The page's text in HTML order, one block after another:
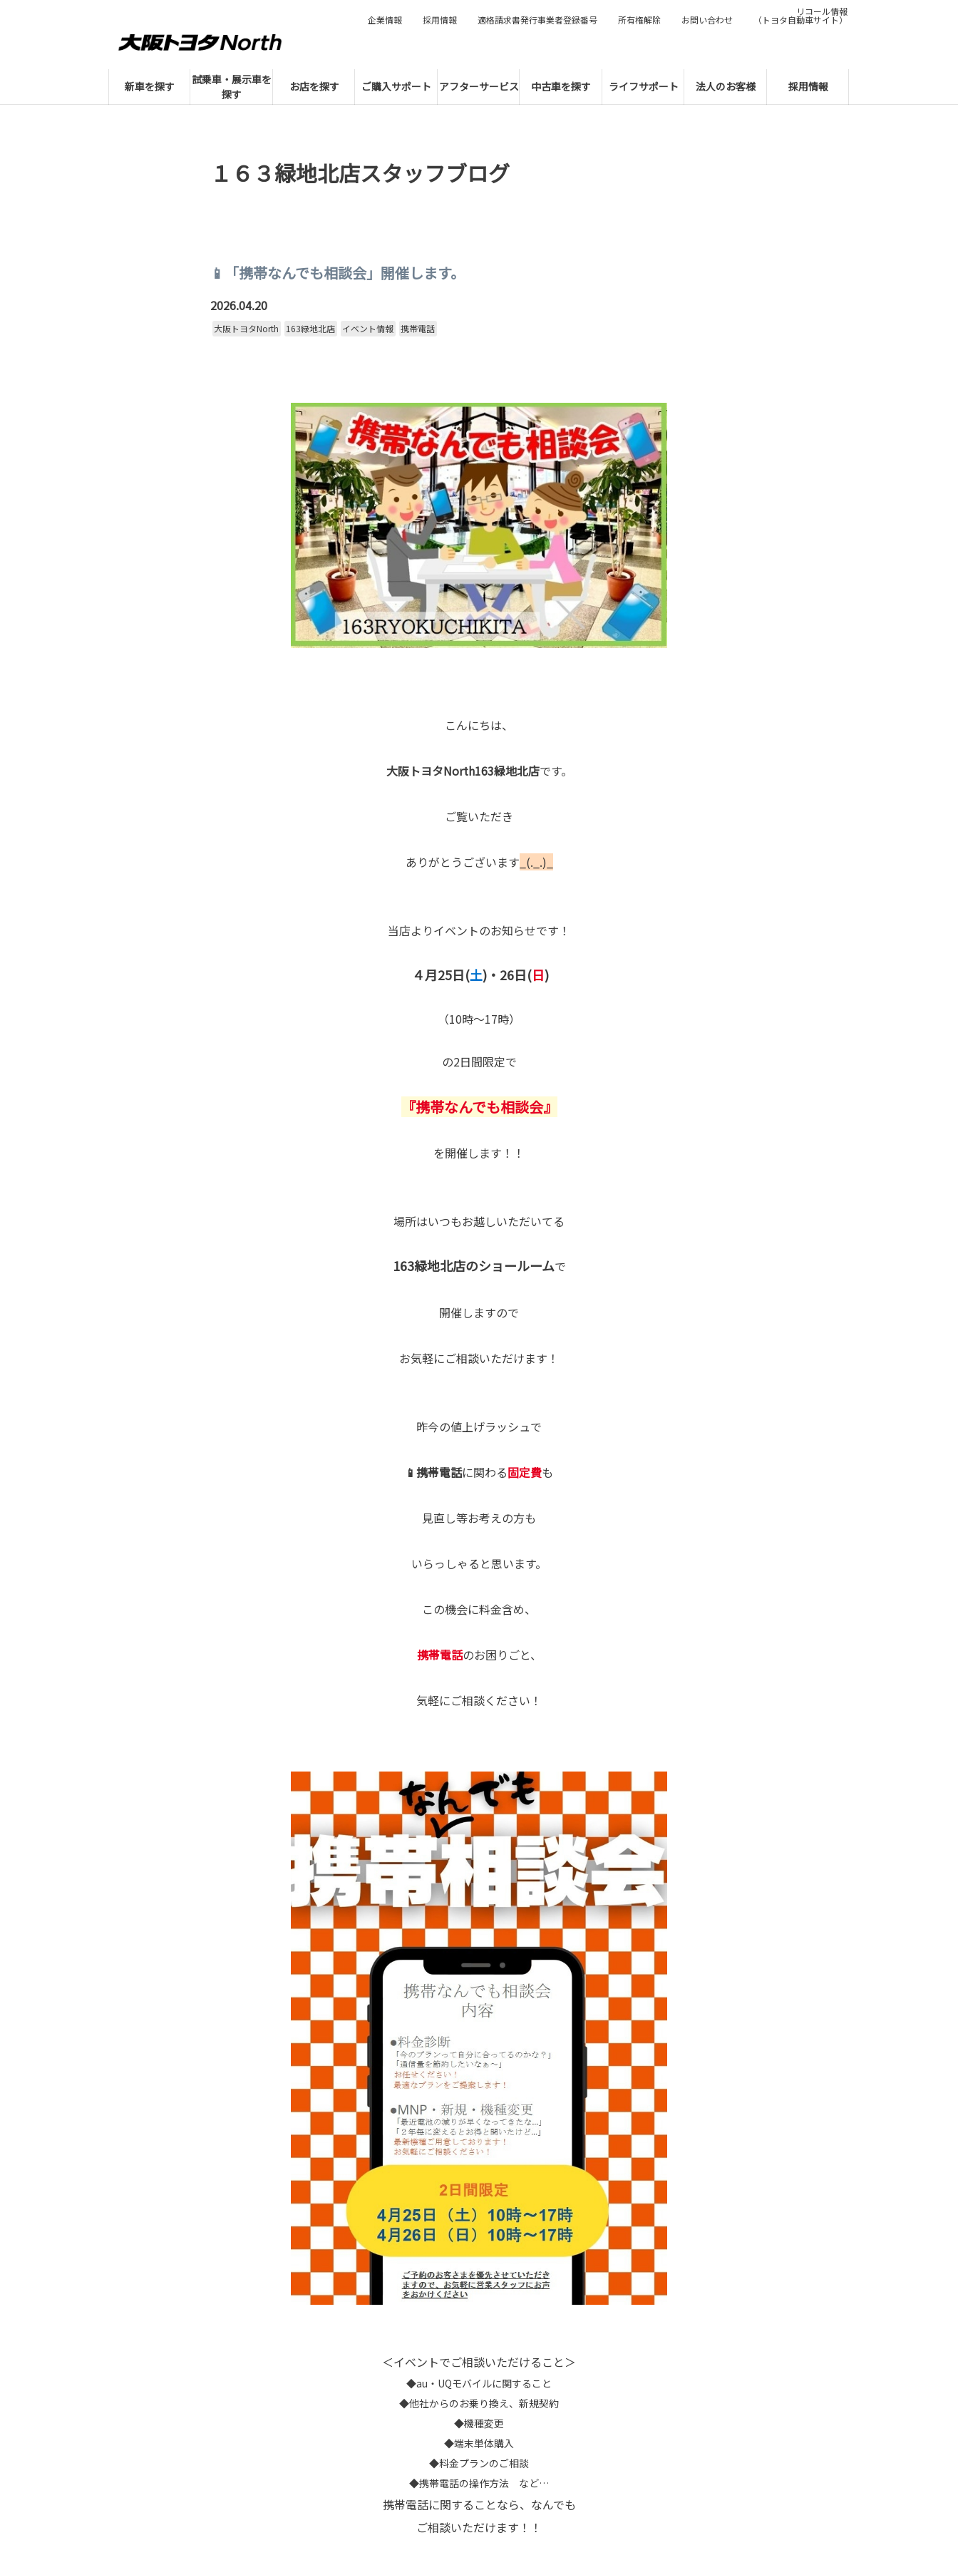
新車を探す
試乗車・展示車を
探す
お店を探す ご購入サポート アフターサービス 中古車を探す ライフサポート 法人のお客様 採用情報
企業情報 採用情報 適格請求書発行事業者登録番号 所有権解除 お問い合わせ
リコール情報
（トヨタ自動車サイト）
１６３緑地北店スタッフブログ
📱「携帯なんでも相談会」開催します。
2026.04.20
大阪トヨタNorth 163緑地北店 イベント情報 携帯電話
こんにちは、
大阪トヨタNorth163緑地北店です。
ご覧いただき
ありがとうございます _(._.)_
当店よりイベントのお知らせです！
４月25日(土)・26日(日)
（10時～17時）
の2日間限定で
『携帯なんでも相談会』
を開催します！！
場所はいつもお越しいただいてる
163緑地北店のショールームで
開催しますので
お気軽にご相談いただけます！
昨今の値上げラッシュで
📱携帯電話に関わる固定費も
見直し等お考えの方も
いらっしゃると思います。
この機会に料金含め、
携帯電話のお困りごと、
気軽にご相談ください！
＜イベントでご相談いただけること＞
◆au・UQモバイルに関すること
◆他社からのお乗り換え、新規契約
◆機種変更
◆端末単体購入
◆料金プランのご相談
◆携帯電話の操作方法 など…
携帯電話に関することなら、なんでも
ご相談いただけます！！